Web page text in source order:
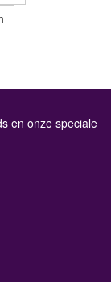
en onze speciale